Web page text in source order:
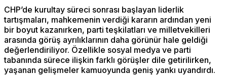
CHP’de kurultay süreci sonrası başlayan liderlik
tartışmaları, mahkemenin verdiği kararın ardından yeni
bir boyut kazanırken, parti teşkilatları ve milletvekilleri
arasında görüş ayrılıklarının daha görünür hale geldiği
değerlendiriliyor. Özellikle sosyal medya ve parti
tabanında sürece ilişkin farklı görüşler dile getirilirken,
yaşanan gelişmeler kamuoyunda geniş yankı uyandırdı.